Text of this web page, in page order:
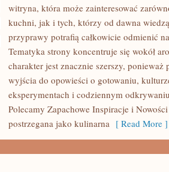
NOWOŚCI
PREMIERY
witryna, która może zainteresować
kuchni, jak i tych, którzy od dawna
przyprawy potrafią całkowicie odmienić
Tematyka strony koncentruje się wokół
charakter jest znacznie szerszy,
wyjścia do opowieści o gotowaniu,
eksperymentach i codziennym
Polecamy Zapachowe Inspiracje i
postrzegana jako kulinarna [ Read More ]